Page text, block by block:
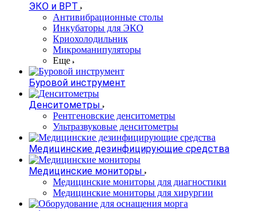
ЭКО и ВРТ
Антивибрационные столы
Инкубаторы для ЭКО
Криохолодильник
Микроманипуляторы
Еще
Буровой инструмент
Денситометры
Рентгеновские денситометры
Ультразвуковые денситометры
Медицинские дезинфицирующие средства
Медицинские мониторы
Медицинские мониторы для диагностики
Медицинские мониторы для хирургии